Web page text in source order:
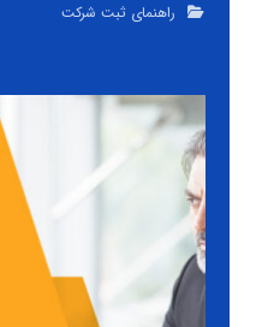
راهنمای ثبت شرکت